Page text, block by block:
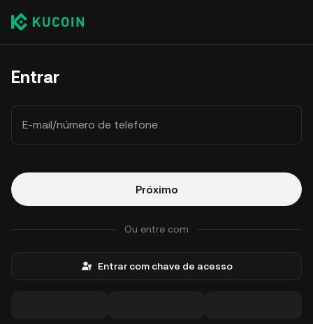
Entrar
E-mail/número de telefone
Próximo
Ou entre com
Entrar com chave de acesso